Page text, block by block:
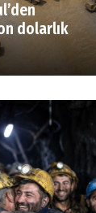
dolarlık